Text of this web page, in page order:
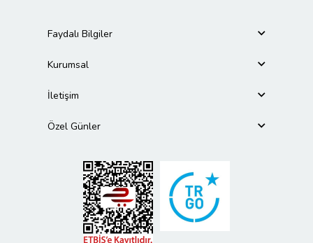
Faydalı Bilgiler
Kurumsal
İletişim
Özel Günler